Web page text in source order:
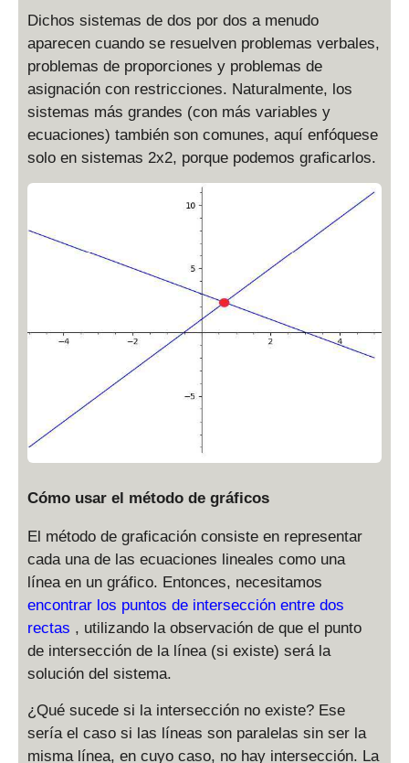
Dichos sistemas de dos por dos a menudo
aparecen cuando se resuelven problemas verbales,
problemas de proporciones y problemas de
asignación con restricciones. Naturalmente, los
sistemas más grandes (con más variables y
ecuaciones) también son comunes, aquí enfóquese
solo en sistemas 2x2, porque podemos graficarlos.
Cómo usar el método de gráficos
El método de graficación consiste en representar
cada una de las ecuaciones lineales como una
línea en un gráfico. Entonces, necesitamos
encontrar los puntos de intersección entre dos
rectas , utilizando la observación de que el punto
de intersección de la línea (si existe) será la
solución del sistema.
¿Qué sucede si la intersección no existe? Ese
sería el caso si las líneas son paralelas sin ser la
misma línea, en cuyo caso, no hay intersección. La